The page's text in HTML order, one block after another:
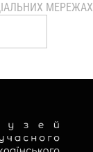
МЕРЕЖАХ